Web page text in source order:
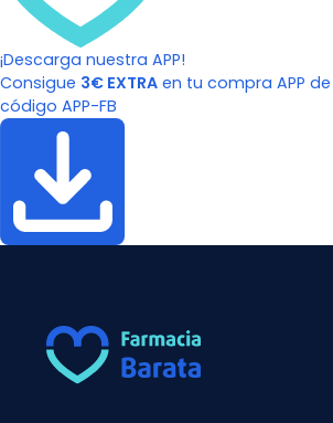
¡Descarga nuestra APP!
Consigue 3€ EXTRA en tu compra APP
código APP-FB